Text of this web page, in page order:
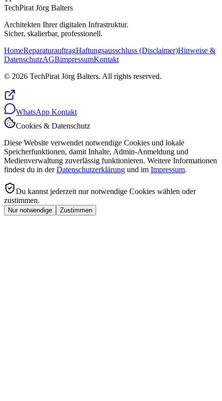
TechPirat Jörg Balters
Architekten Ihrer digitalen Infrastruktur.
Sicher, skalierbar, professionell.
HomeReparaturauftragHaftungsausschluss (Disclaimer)Hinweise &
DatenschutzAGBimpressumKontakt
© 2026 TechPirat Jörg Balters. All rights reserved.
WhatsApp Kontakt
Cookies & Datenschutz
Diese Website verwendet notwendige Cookies und lokale
Speicherfunktionen, damit Inhalte, Admin-Anmeldung und
Medienverwaltung zuverlässig funktionieren. Weitere Informationen
findest du in der Datenschutzerklärung und im Impressum.
Du kannst jederzeit nur notwendige Cookies wählen oder
zustimmen.
Nur notwendige Zustimmen